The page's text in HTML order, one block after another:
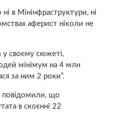
в Мінінфраструктури, ні
аферист ніколи не
у своєму сюжеті,
мінімум на 4 млн
за ним 2 роки”.
повідомили, що
в скоєнні 22